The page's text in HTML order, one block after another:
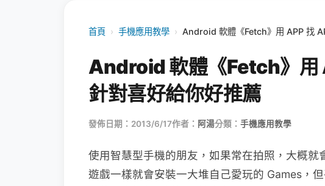
首頁 › 手機應用教學 › Android 軟體《Fetch》用 APP 找
Android 軟體《Fetch》用
針對喜好給你好推薦
發佈日期：2013/6/17作者： 阿湯分類： 手機應用教學
使用智慧型手機的朋友，如果常在拍照，大概就
遊戲一樣就會安裝一大堆自己愛玩的 Games，